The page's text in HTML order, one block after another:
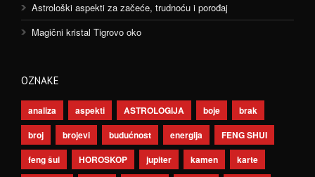
Astrološki aspekti za začeće, trudnoću i porođaj
Magični kristal Tigrovo oko
OZNAKE
analiza aspekti ASTROLOGIJA boje
brak
broj
brojevi budućnost energija
FENG SHUI
feng šui
HOROSKOP jupiter kamen
karte